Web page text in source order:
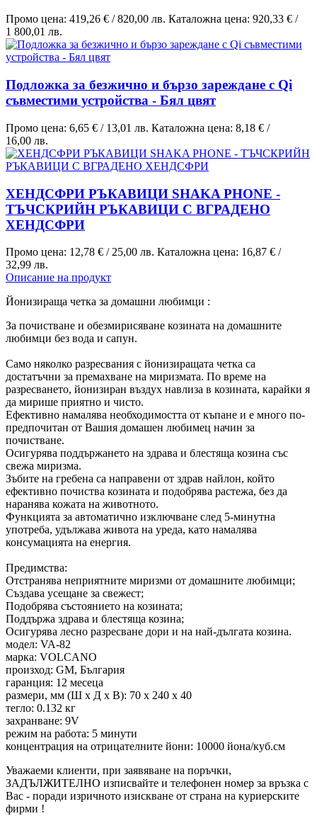
Промо цена: 419,26 € /820,00 лв. Каталожна цена: 920,33 € /
1 800,01 лв.
Подложка за безжично и бързо зареждане с Qi
съвместими устройства - Бял цвят
Промо цена: 6,65 € / 13,01 лв. Каталожна цена: 8,18 € /
16,00 лв.
ХЕНДСФРИ РЪКАВИЦИ SHAKA PHONE -
ТЪЧСКРИЙН РЪКАВИЦИ С ВГРАДЕНО
ХЕНДСФРИ
Промо цена: 12,78 € / 25,00 лв. Каталожна цена: 16,87 € /
32,99 лв.
Описание на продукт
Йонизираща четка за домашни любимци :
За почистване и обезмирисяване козината на домашните
любимци без вода и сапун.
Само няколко разресвания с йонизиращата четка са
достатъчни за премахване на миризмата. По време на
разресването, йонизиран въздух навлиза в козината, карайки я
да мирише приятно и чисто.
Ефективно намалява необходимостта от къпане и е много по-
предпочитан от Вашия домашен любимец начин за
почистване.
Осигурява поддържането на здрава и блестяща козина със
свежа миризма.
Зъбите на гребена са направени от здрав найлон, който
ефективно почиства козината и подобрява растежа, без да
наранява кожата на животното.
Функцията за автоматично изключване след 5-минутна
употреба, удължава живота на уреда, като намалява
консумацията на енергия.
Предимства:
Отстранява неприятните миризми от домашните любимци;
Създава усещане за свежест;
Подобрява състоянието на козината;
Поддържа здрава и блестяща козина;
Осигурява лесно разресване дори и на най-дългата козина.
модел: VA-82
марка: VOLCANO
произход: GM, България
гаранция: 12 месеца
размери, мм (Ш х Д х В): 70 x 240 x 40
тегло: 0.132 кг
захранване: 9V
режим на работа: 5 минути
концентрация на отрицателните йони: 10000 йона/куб.см
Уважаеми клиенти, при заявяване на поръчки,
ЗАДЪЛЖИТЕЛНО изписвайте и телефонен номер за връзка с
Вас - поради изричното изискване от страна на куриерските
фирми !